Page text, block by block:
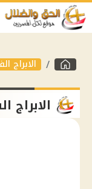
الابراج
الابراج